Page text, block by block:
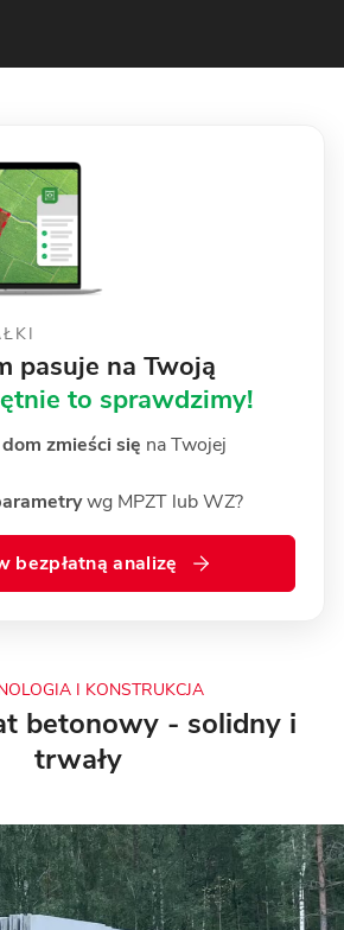
pasuje na Twoją
to sprawdzimy!
zmieści się na Twojej
wg MPZT lub WZ?
bezpłatną analizę
I KONSTRUKCJA
betonowy - solidny i
trwały